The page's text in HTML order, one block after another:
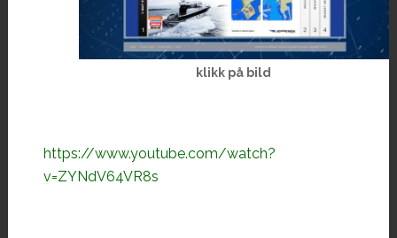
klikk på bild
https://www.youtube.com/watch?
v=ZYNdV64VR8s